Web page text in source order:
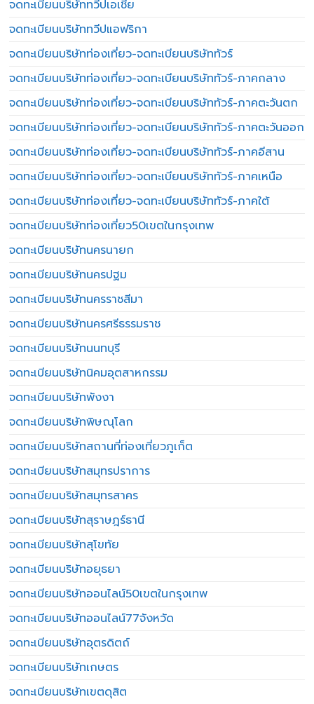
จดทะเบียนบริษัททวีปเอเชีย
จดทะเบียนบริษัททวีปแอฟริกา
จดทะเบียนบริษัทท่องเที่ยว-จดทะเบียนบริษัททัวร์
จดทะเบียนบริษัทท่องเที่ยว-จดทะเบียนบริษัททัวร์-ภาคกลาง
จดทะเบียนบริษัทท่องเที่ยว-จดทะเบียนบริษัททัวร์-ภาคตะวันตก
จดทะเบียนบริษัทท่องเที่ยว-จดทะเบียนบริษัททัวร์-ภาคตะวันออก
จดทะเบียนบริษัทท่องเที่ยว-จดทะเบียนบริษัททัวร์-ภาคอีสาน
จดทะเบียนบริษัทท่องเที่ยว-จดทะเบียนบริษัททัวร์-ภาคเหนือ
จดทะเบียนบริษัทท่องเที่ยว-จดทะเบียนบริษัททัวร์-ภาคใต้
จดทะเบียนบริษัทท่องเที่ยว50เขตในกรุงเทพ
จดทะเบียนบริษัทนครนายก
จดทะเบียนบริษัทนครปฐม
จดทะเบียนบริษัทนครราชสีมา
จดทะเบียนบริษัทนครศรีธรรมราช
จดทะเบียนบริษัทนนทบุรี
จดทะเบียนบริษัทนิคมอุตสาหกรรม
จดทะเบียนบริษัทพังงา
จดทะเบียนบริษัทพิษณุโลก
จดทะเบียนบริษัทสถานที่ท่องเที่ยวภูเก็ต
จดทะเบียนบริษัทสมุทรปราการ
จดทะเบียนบริษัทสมุทรสาคร
จดทะเบียนบริษัทสุราษฎร์ธานี
จดทะเบียนบริษัทสุโขทัย
จดทะเบียนบริษัทอยุธยา
จดทะเบียนบริษัทออนไลน์50เขตในกรุงเทพ
จดทะเบียนบริษัทออนไลน์77จังหวัด
จดทะเบียนบริษัทอุตรดิตถ์
จดทะเบียนบริษัทเกษตร
จดทะเบียนบริษัทเขตดุสิต